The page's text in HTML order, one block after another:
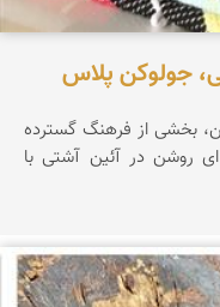
جولوکن پلاس
بخشی از فرهنگ گسترده
روشن در آئین آشتی با